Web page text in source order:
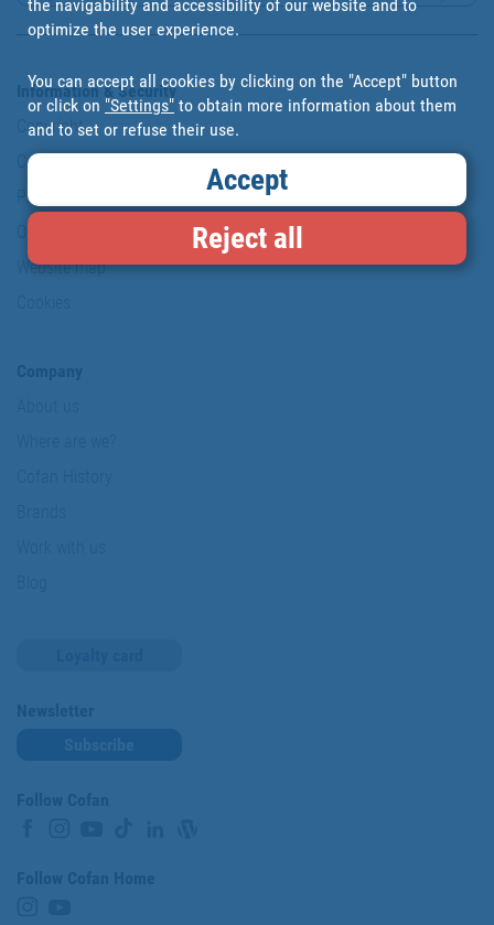
Information & Security
Copyright
Conditions of use
Personal data protection policy
Website map
the navigability and accessibility of our website and to
optimize the user experience.
You can accept all cookies by clicking on the "Accept" button
or click on "Settings" to obtain more information about them
and to set or refuse their use.
Accept
Reject all